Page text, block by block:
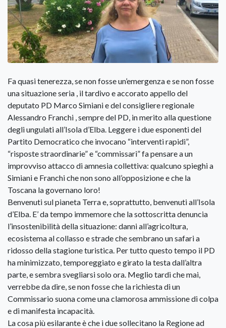
Fa quasi tenerezza, se non fosse un’emergenza e se non fosse
una situazione seria , il tardivo e accorato appello del
deputato PD Marco Simiani e del consigliere regionale
Alessandro Franchi , sempre del PD, in merito alla questione
degli ungulati all’Isola d’Elba. Leggere i due esponenti del
Partito Democratico che invocano “interventi rapidi”,
“risposte straordinarie” e “commissari” fa pensare a un
improvviso attacco di amnesia collettiva: qualcuno spieghi a
Simiani e Franchi che non sono all’opposizione e che la
Toscana la governano loro!
Benvenuti sul pianeta Terra e, soprattutto, benvenuti all’Isola
d’Elba. E’ da tempo immemore che la sottoscritta denuncia
l’insostenibilità della situazione: danni all’agricoltura,
ecosistema al collasso e strade che sembrano un safari a
ridosso della stagione turistica. Per tutto questo tempo il PD
ha minimizzato, temporeggiato e girato la testa dall’altra
parte, e sembra svegliarsi solo ora. Meglio tardi che mai,
verrebbe da dire, se non fosse che la richiesta di un
Commissario suona come una clamorosa ammissione di colpa
e di manifesta incapacità.
La cosa più esilarante è che i due sollecitano la Regione ad